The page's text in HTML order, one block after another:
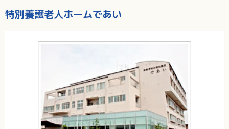
特別養護老人ホームであい